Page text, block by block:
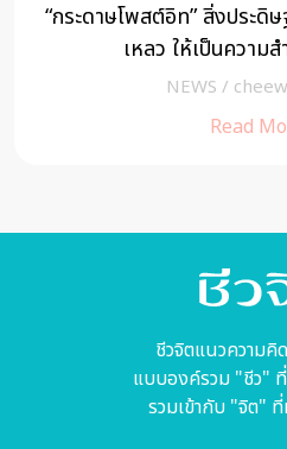
“กระดาษโพสต์อิท” สิ่งประดิ
เหลว ให้เป็นความ
NEWS /
Read
ชีวจิตแนวความคิ
แบบองค์รวม "ชีว"
รวมเข้ากับ "จิต"